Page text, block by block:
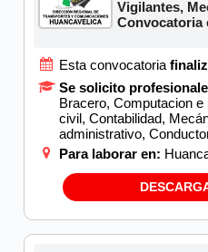
Vigilantes,
Convocatoria
Esta convocatoria
Se solicito
Bracero, Computacion
civil, Contabilidad,
administrativo,
Para laborar en: